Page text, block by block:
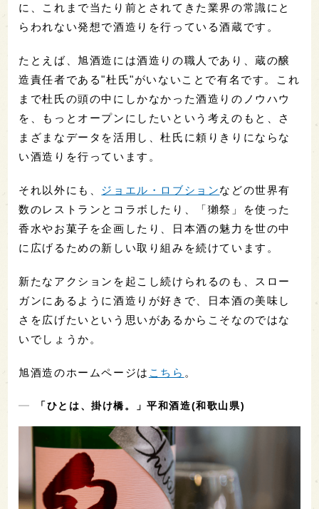
に、これまで当たり前とされてきた業界の常識にと
らわれない発想で酒造りを行っている酒蔵です。
たとえば、旭酒造には酒造りの職人であり、蔵の醸
造責任者である"杜氏"がいないことで有名です。これ
まで杜氏の頭の中にしかなかった酒造りのノウハウ
を、もっとオープンにしたいという考えのもと、さ
まざまなデータを活用し、杜氏に頼りきりにならな
い酒造りを行っています。
それ以外にも、 ジョエル・ロブションなどの世界有
数のレストランとコラボしたり、「獺祭」を使った
香水やお菓子を企画したり、日本酒の魅力を世の中
に広げるための新しい取り組みを続けています。
新たなアクションを起こし続けられるのも、スロー
ガンにあるように酒造りが好きで、日本酒の美味し
さを広げたいという思いがあるからこそなのではな
いでしょうか。
旭酒造のホームページは こちら 。
「ひとは、掛け橋。」平和酒造(和歌山県)